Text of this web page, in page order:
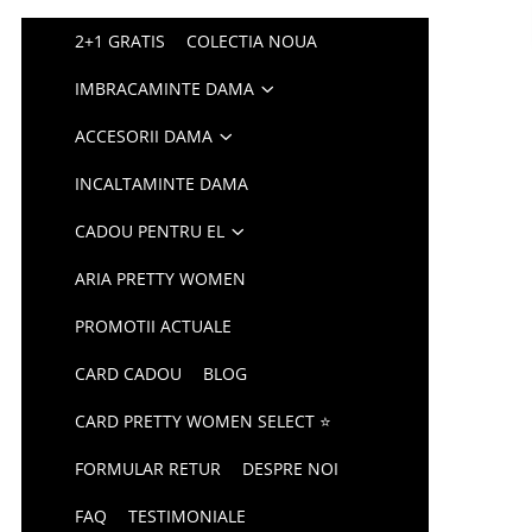
2+1 GRATIS COLECTIA NOUA
IMBRACAMINTE DAMA
ACCESORII DAMA
INCALTAMINTE DAMA
CADOU PENTRU EL
ARIA PRETTY WOMEN
PROMOTII ACTUALE
CARD CADOU BLOG
CARD PRETTY WOMEN SELECT ⭐
FORMULAR RETUR DESPRE NOI
FAQ TESTIMONIALE